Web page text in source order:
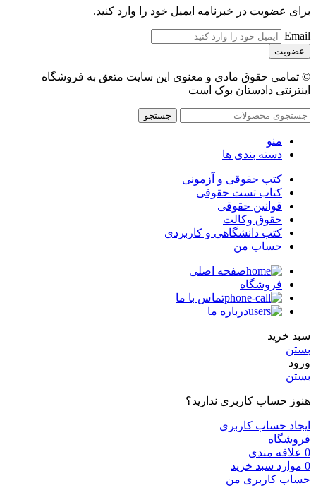
برای عضویت در خبرنامه ایمیل خود را وارد کنید.
Email
© تمامی حقوق مادی و معنوی این سایت متعق به فروشگاه
اینترنتی دادستان بوک است
جستجو
منو
دسته بندی ها
کتب حقوقی و آزمونی
کتاب تست حقوقی
قوانین حقوقی
حقوق وکالت
کتب دانشگاهی و کاربردی
حساب من
صفحه اصلی
فروشگاه
تماس با ما
درباره ما
سبد خرید
بستن
ورود
بستن
هنوز حساب کاربری ندارید؟
ایجاد حساب کاربری
فروشگاه
0 علاقه مندی
0 موارد سبد خرید
حساب کاربری من